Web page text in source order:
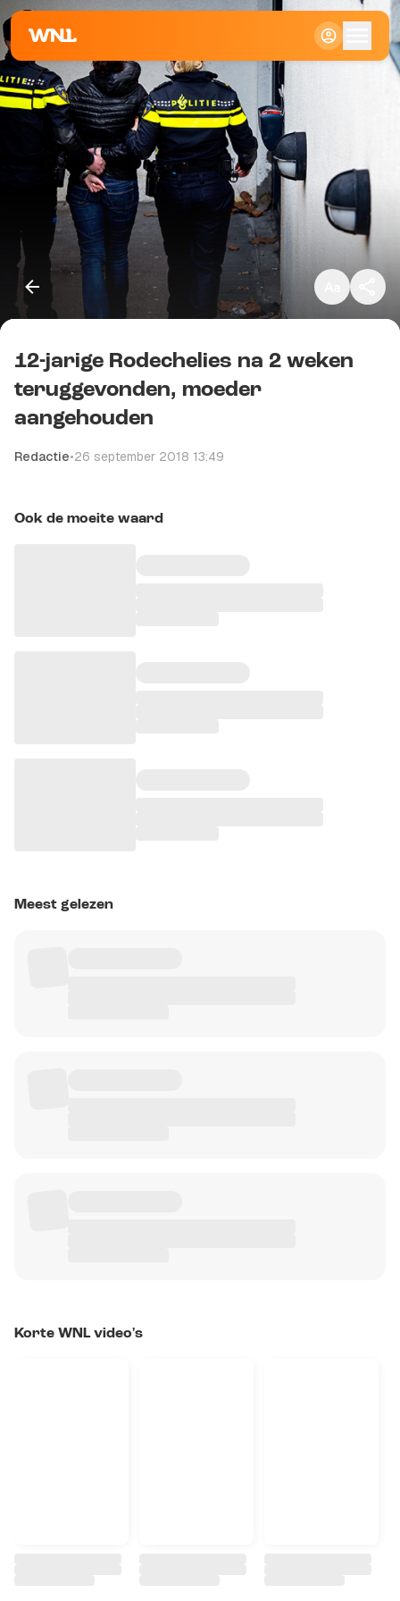
Klein
Standaard
Groot
Kopieer link
12-jarige Rodechelies na 2 weken
teruggevonden, moeder
aangehouden
Redactie•26 september 2018 13:49
Ook de moeite waard
Meest gelezen
Korte WNL video's